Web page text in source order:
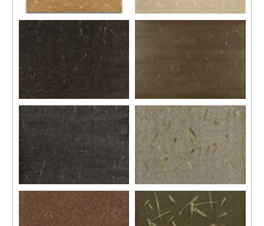
86-0614
1986
塑膠彩、畫布
90-1112
90-2
塑膠彩、畫布
90-1117
塑膠彩、畫布
130 x 193 公分
90
塑膠彩、畫布
130 x 162 公分
90-1113
1990
塑膠彩、畫布
130 x 162 公分